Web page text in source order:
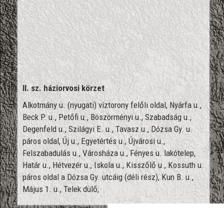
II. sz. háziorvosi körzet
Alkotmány u. (nyugati) víztorony felőli oldal, Nyárfa u.,
Beck P. u., Petőfi u., Böszörményi u., Szabadság u.,
Degenfeld u., Szilágyi E. u., Tavasz u., Dózsa Gy. u.
páros oldal, Új u., Egyetértés u., Újvárosi u.,
Felszabadulás u., Városháza u., Fényes u. lakótelep,
Határ u., Hétvezér u., Iskola u., Kisszőlő u., Kossuth u.
páros oldal a Dózsa Gy. utcáig (déli rész), Kun B. u.,
Május 1. u., Telek dülő,